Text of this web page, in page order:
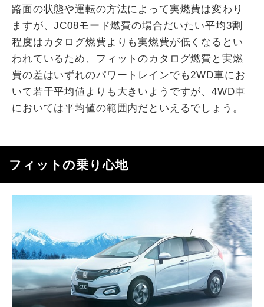
路面の状態や運転の方法によって実燃費は変わり
ますが、JC08モード燃費の場合だいたい平均3割
程度はカタログ燃費よりも実燃費が低くなるとい
われているため、フィットのカタログ燃費と実燃
費の差はいずれのパワートレインでも2WD車にお
いて若干平均値よりも大きいようですが、4WD車
においては平均値の範囲内だといえるでしょう。
フィットの乗り心地